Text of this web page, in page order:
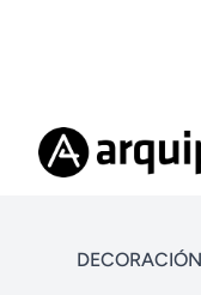
DECORACIÓN